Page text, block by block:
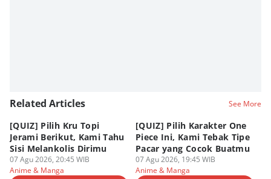
Related Articles See More
[QUIZ] Pilih Kru Topi
Jerami Berikut, Kami Tahu
Sisi Melankolis Dirimu
07 Agu 2026, 20:45 WIB
Anime & Manga
[QUIZ] Pilih Karakter One
Piece Ini, Kami Tebak Tipe
Pacar yang Cocok Buatmu
07 Agu 2026, 19:45 WIB
Anime & Manga